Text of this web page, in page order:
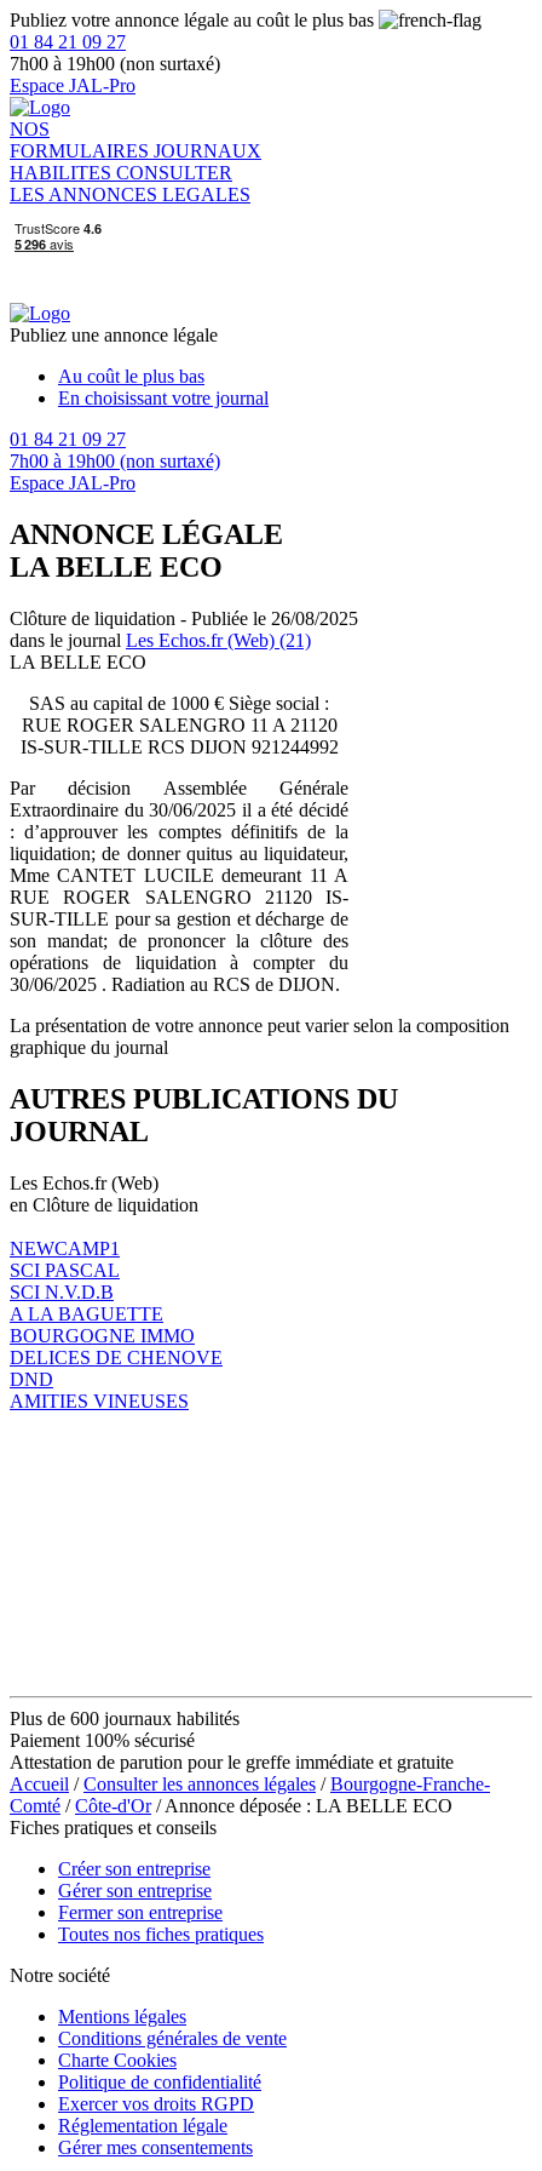
Publiez votre annonce légale au coût le plus bas
01 84 21 09 27
7h00 à 19h00 (non surtaxé)
Espace JAL-Pro
NOS
FORMULAIRES JOURNAUX
HABILITES CONSULTER
LES ANNONCES LEGALES
Publiez une annonce légale
Au coût le plus bas
En choisissant votre journal
01 84 21 09 27
7h00 à 19h00 (non surtaxé)
Espace JAL-Pro
ANNONCE LÉGALE
LA BELLE ECO
Clôture de liquidation - Publiée le 26/08/2025
dans le journal Les Echos.fr (Web) (21)
LA BELLE ECO
SAS au capital de 1000 € Siège social :
RUE ROGER SALENGRO 11 A 21120
IS-SUR-TILLE RCS DIJON 921244992
Par décision Assemblée Générale
Extraordinaire du 30/06/2025 il a été décidé
: d’approuver les comptes définitifs de la
liquidation; de donner quitus au liquidateur,
Mme CANTET LUCILE demeurant 11 A
RUE ROGER SALENGRO 21120 IS-
SUR-TILLE pour sa gestion et décharge de
son mandat; de prononcer la clôture des
opérations de liquidation à compter du
30/06/2025 . Radiation au RCS de DIJON.
La présentation de votre annonce peut varier selon la composition
graphique du journal
AUTRES PUBLICATIONS DU
JOURNAL
Les Echos.fr (Web)
en Clôture de liquidation
NEWCAMP1
SCI PASCAL
SCI N.V.D.B
A LA BAGUETTE
BOURGOGNE IMMO
DELICES DE CHENOVE
DND
AMITIES VINEUSES
Plus de 600 journaux habilités
Paiement 100% sécurisé
Attestation de parution pour le greffe immédiate et gratuite
Accueil /Consulter les annonces légales /Bourgogne-Franche-
Comté /Côte-d'Or/ Annonce déposée : LA BELLE ECO
Fiches pratiques et conseils
Créer son entreprise
Gérer son entreprise
Fermer son entreprise
Toutes nos fiches pratiques
Notre société
Mentions légales
Conditions générales de vente
Charte Cookies
Politique de confidentialité
Exercer vos droits RGPD
Réglementation légale
Gérer mes consentements